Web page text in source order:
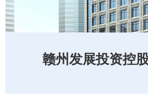
赣州发展投资控